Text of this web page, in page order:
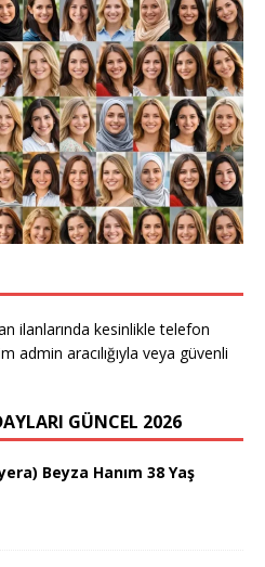
ilanlarında kesinlikle telefon
admin aracılığıyla veya güvenli
GÜNCEL 2026
Beyza Hanım 38 Yaş